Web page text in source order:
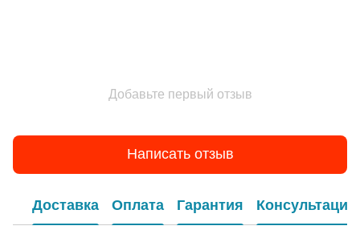
Добавьте первый отзыв
Написать отзыв
Доставка Оплата Гарантия Консультация